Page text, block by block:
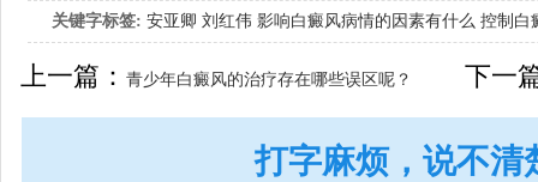
关键字标签: 安亚卿 刘红伟 影响白癜风病情的因素有什么 控制白
女生应该如何治疗呢
上一篇：青少年白癜风的治疗存在哪些误区呢？ 下一
打字麻烦，说不清